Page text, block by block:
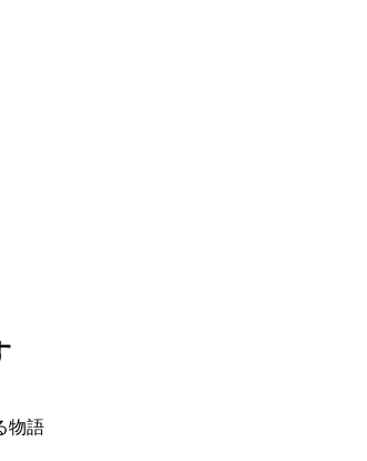
物語